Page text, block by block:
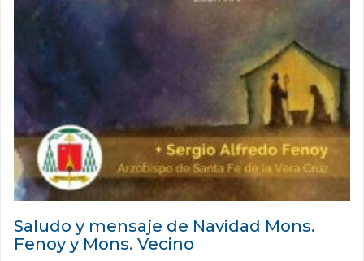
Saludo y mensaje de Navidad Mons.
Fenoy y Mons. Vecino